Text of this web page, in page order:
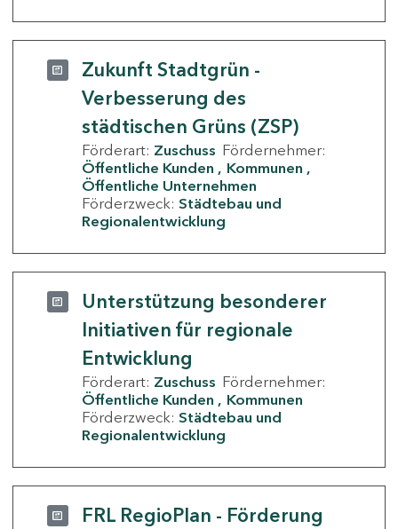
Zukunft Stadtgrün -
Verbesserung des
städtischen Grüns (ZSP)
Förderart: Zuschuss Fördernehmer:
Öffentliche Kunden
Kommunen
Öffentliche Unternehmen
Förderzweck: Städtebau und
Regionalentwicklung
Unterstützung besonderer
Initiativen für regionale
Entwicklung
Förderart: Zuschuss Fördernehmer:
Öffentliche Kunden
Kommunen
Förderzweck: Städtebau und
Regionalentwicklung
FRL RegioPlan - Förderung